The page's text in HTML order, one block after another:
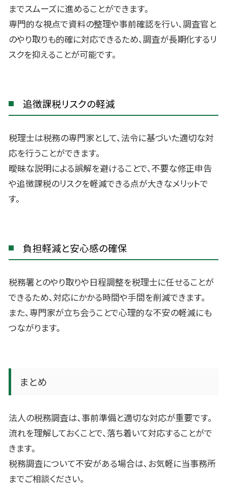
までスムーズに進めることができます。
専門的な視点で資料の整理や事前確認を行い、調査官と
のやり取りも的確に対応できるため、調査が長期化するリ
スクを抑えることが可能です。
追徴課税リスクの軽減
税理士は税務の専門家として、法令に基づいた適切な対
応を行うことができます。
曖昧な説明による誤解を避けることで、不要な修正申告
や追徴課税のリスクを軽減できる点が大きなメリットで
す。
負担軽減と安心感の確保
税務署とのやり取りや日程調整を税理士に任せることが
できるため、対応にかかる時間や手間を削減できます。
また、専門家が立ち会うことで心理的な不安の軽減にも
つながります。
まとめ
法人の税務調査は、事前準備と適切な対応が重要です。
流れを理解しておくことで、落ち着いて対応することがで
きます。
税務調査について不安がある場合は、お気軽に当事務所
までご相談ください。